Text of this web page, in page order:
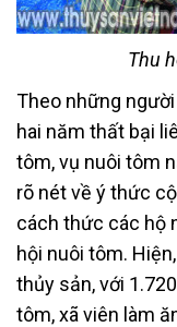
Thu
Theo những
hai năm thất bại
tôm, vụ nuôi tôm
rõ nét về ý thức
cách thức các hộ
hội nuôi tôm.
thủy sản, với
tôm, xã viên làm